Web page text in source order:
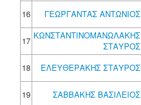
16
ΓΕΩΡΓΑΝΤΑΣ ΑΝΤΩΝΙΟΣ
17 ΚΩΝΣΤΑΝΤΙΝΟΜΑΝΩΛΑΚΗΣ
ΣΤΑΥΡΟΣ
18
ΕΛΕΥΘΕΡΑΚΗΣ ΣΤΑΥΡΟΣ
19
ΣΑΒΒΑΚΗΣ ΒΑΣΙΛΕΙΟΣ